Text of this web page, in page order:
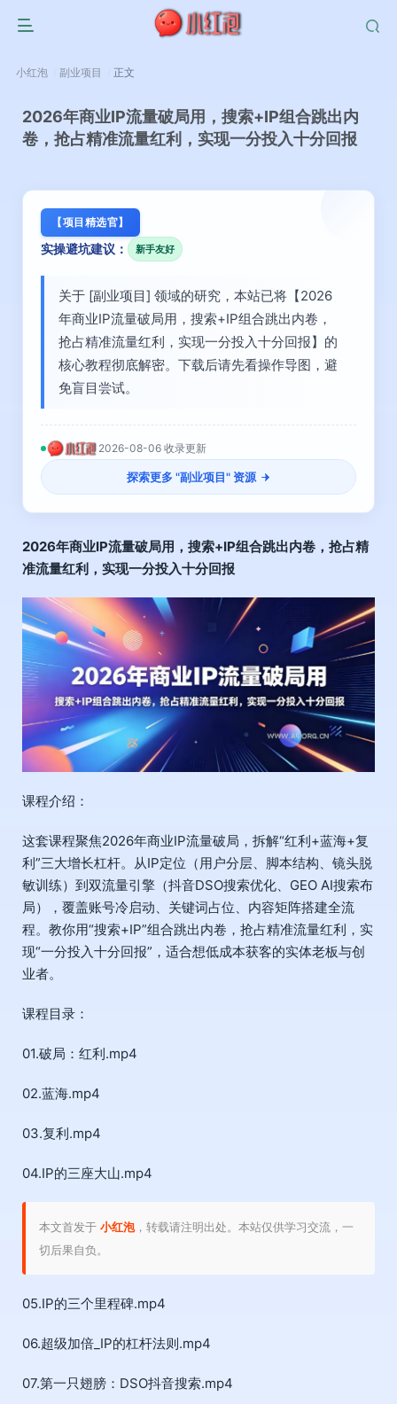
小红泡 副业项目 正文
2026年商业IP流量破局用，搜索+IP组合跳出内
卷，抢占精准流量红利，实现一分投入十分回报
【项目精选官】
实操避坑建议： 新手友好
关于 [副业项目] 领域的研究，本站已将【2026
年商业IP流量破局用，搜索+IP组合跳出内卷，
抢占精准流量红利，实现一分投入十分回报】的
核心教程彻底解密。下载后请先看操作导图，避
免盲目尝试。
2026-08-06 收录更新
探索更多 "副业项目" 资源
2026年商业IP流量破局用，搜索+IP组合跳出内卷，抢占精
准流量红利，实现一分投入十分回报
课程介绍：
这套课程聚焦2026年商业IP流量破局，拆解“红利+蓝海+复
利”三大增长杠杆。从IP定位（用户分层、脚本结构、镜头脱
敏训练）到双流量引擎（抖音DSO搜索优化、GEO AI搜索布
局），覆盖账号冷启动、关键词占位、内容矩阵搭建全流
程。教你用“搜索+IP”组合跳出内卷，抢占精准流量红利，实
现“一分投入十分回报”，适合想低成本获客的实体老板与创
业者。
课程目录：
01.破局：红利.mp4
02.蓝海.mp4
03.复利.mp4
04.IP的三座大山.mp4
本文首发于 小红泡，转载请注明出处。本站仅供学习交流，一
切后果自负。
05.IP的三个里程碑.mp4
06.超级加倍_IP的杠杆法则.mp4
07.第一只翅膀：DSO抖音搜索.mp4